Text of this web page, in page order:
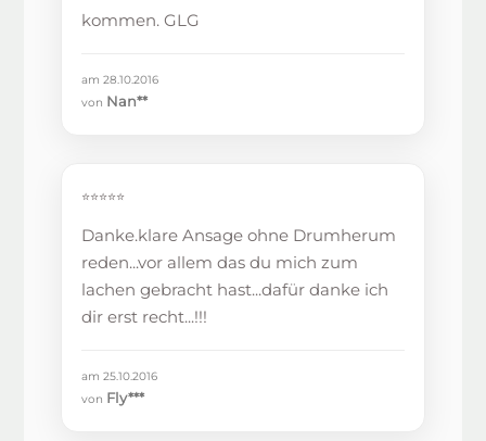
kommen. GLG
am 28.10.2016
von Nan**
⭐⭐⭐⭐⭐
Danke.klare Ansage ohne Drumherum
reden...vor allem das du mich zum
lachen gebracht hast...dafür danke ich
dir erst recht...!!!
am 25.10.2016
von Fly***